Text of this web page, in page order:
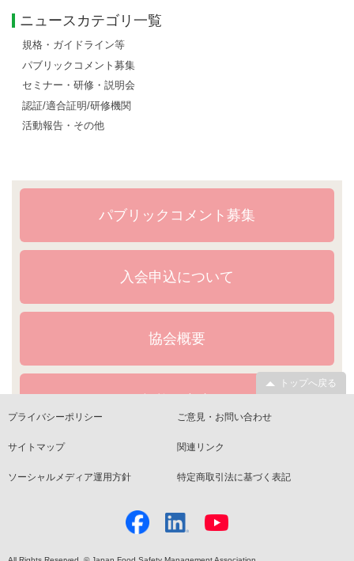
ニュースカテゴリ一覧
規格・ガイドライン等
パブリックコメント募集
セミナー・研修・説明会
認証/適合証明/研修機関
活動報告・その他
パブリックコメント募集
入会申込について
協会概要
トップへ戻る
プライバシーポリシー ご意見・お問い合わせ
サイトマップ 関連リンク
ソーシャルメディア運用方針 特定商取引法に基づく表記